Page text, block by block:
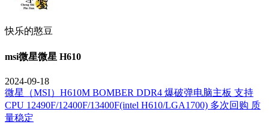
快乐的憨豆
msi微星微星 H610
2024-09-18
微星（MSI）H610M BOMBER DDR4 爆破弹电脑主板 支持
CPU 12490F/12400F/13400F(intel H610/LGA1700) 多次回购 质
量稳定